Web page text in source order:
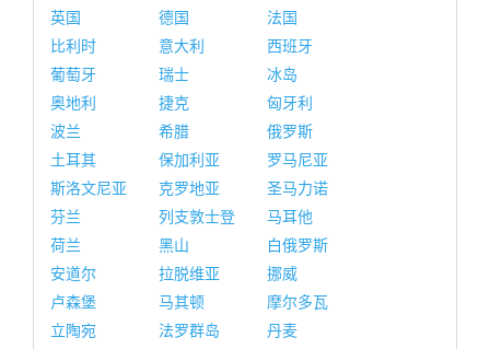
英国 德国
法国
比利时
意大利
西班牙
葡萄牙
瑞士
冰岛
奥地利
捷克
匈牙利
波兰
希腊
俄罗斯
土耳其
保加利亚
罗马尼亚
斯洛文尼亚
克罗地亚
圣马力诺
芬兰
列支敦士登
马耳他
荷兰
黑山
白俄罗斯
安道尔
拉脱维亚
挪威
卢森堡
马其顿
摩尔多瓦
立陶宛
法罗群岛
丹麦